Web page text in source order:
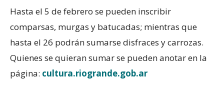
Hasta el 5 de febrero se pueden inscribir
comparsas, murgas y batucadas; mientras que
hasta el 26 podrán sumarse disfraces y carrozas.
Quienes se quieran sumar se pueden anotar en la
página: cultura.riogrande.gob.ar